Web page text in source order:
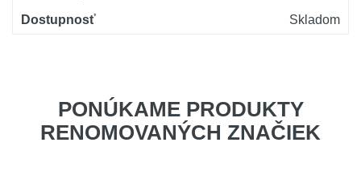
Dostupnosť
Skladom
PONÚKAME PRODUKTY
RENOMOVANÝCH ZNAČIEK